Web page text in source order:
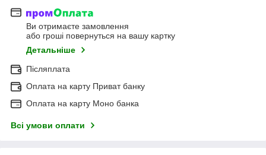
Ви отримаєте замовлення
або гроші повернуться на вашу картку
Детальніше
Післяплата
Оплата на карту Приват банку
Оплата на карту Моно банка
Всі умови оплати